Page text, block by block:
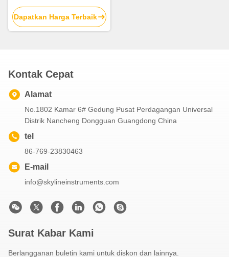
Peralatan Pengujian Produk
Petroleum
Dapatkan Harga Terbaik
Kontak Cepat
Alamat
No.1802 Kamar 6# Gedung Pusat Perdagangan Universal
Distrik Nancheng Dongguan Guangdong China
tel
86-769-23830463
E-mail
info@skylineinstruments.com
Surat Kabar Kami
Berlangganan buletin kami untuk diskon dan lainnya.